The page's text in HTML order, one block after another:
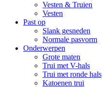
Vesten & Truien
Vesten
Past op
Slank gesneden
Normale pasvorm
Onderwerpen
Grote maten
Trui met V-hals
Trui met ronde hals
Katoenen trui